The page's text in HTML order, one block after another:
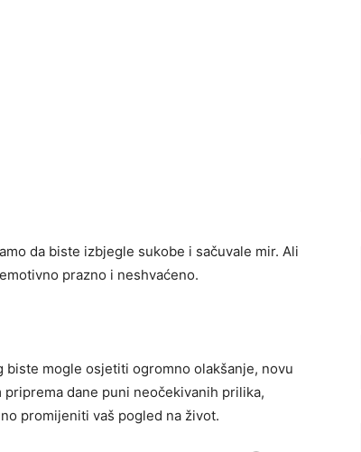
da biste izbjegle sukobe i sačuvale mir. Ali
prazno i neshvaćeno.
biste mogle osjetiti ogromno olakšanje, novu
dane puni neočekivanih prilika,
promijeniti vaš pogled na život.